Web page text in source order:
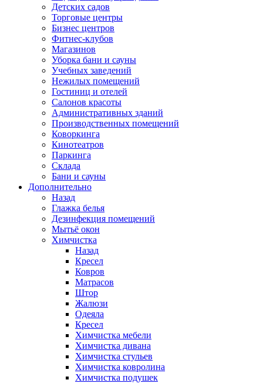
Детских садов
Торговые центры
Бизнес центров
Фитнес-клубов
Магазинов
Уборка бани и сауны
Учебных заведений
Нежилых помещений
Гостиниц и отелей
Салонов красоты
Административных зданий
Производственных помещений
Коворкинга
Кинотеатров
Паркинга
Склада
Бани и сауны
Дополнительно
Назад
Глажка белья
Дезинфекция помещений
Мытьё окон
Химчистка
Назад
Кресел
Ковров
Матрасов
Штор
Жалюзи
Одеяла
Кресел
Химчистка мебели
Химчистка дивана
Химчистка стульев
Химчистка ковролина
Химчистка подушек